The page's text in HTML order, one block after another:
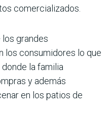
comercializados.
los grandes
los consumidores lo que
la familia
y además
en los patios de